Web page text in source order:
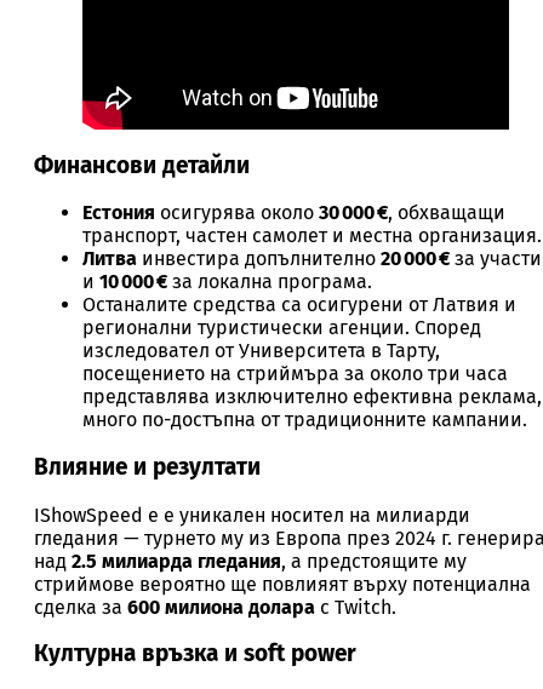
Финансови детайли
Естония осигурява около 30 000 €, обхващащи
транспорт, частен самолет и местна организация.
Литва инвестира допълнително 20 000 € за
и 10 000 € за локална програма.
Останалите средства са осигурени от Латвия и
регионални туристически агенции. Според
изследовател от Университета в Тарту,
посещението на стриймъра за около три часа
представлява изключително ефективна реклама,
много по-достъпна от традиционните кампании.
Влияние и резултати
IShowSpeed е е уникален носител на милиарди
гледания — турнето му из Европа през 2024 г.
над 2.5 милиарда гледания, а предстоящите му
стриймове вероятно ще повлияят върху потенциална
сделка за 600 милиона долара с Twitch.
Културна връзка и soft power